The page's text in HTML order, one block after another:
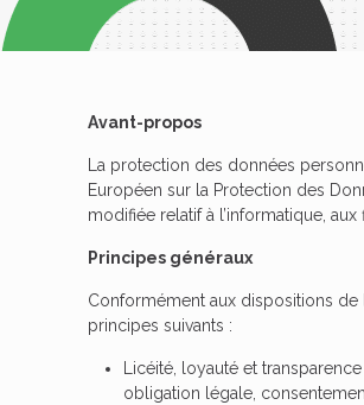
Avant-propos
La protection des données
Européen sur la Protection des
modifiée relatif à l’informatique, aux
Principes généraux
Conformément aux dispositions de
principes suivants :
Licéité, loyauté et
obligation légale,